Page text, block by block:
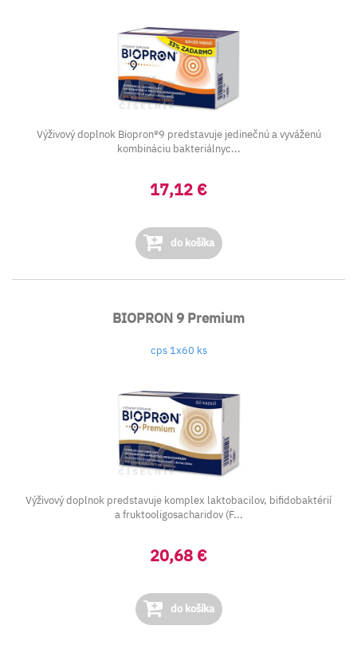
Výživový doplnok Biopron®9 predstavuje jedinečnú a vyváženú
kombináciu bakteriálnyc...
17,12 €
do košíka
BIOPRON 9 Premium
cps 1x60 ks
Výživový doplnok predstavuje komplex laktobacilov, bifidobaktérií
a fruktooligosacharidov (F...
20,68 €
do košíka